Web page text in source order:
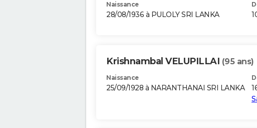
Naissance
28/08/1936 à PULOLY SRI LANKA
Krishnambal VELUPILLAI (95 ans)
Naissance
25/09/1928 à NARANTHANAI SRI LANKA